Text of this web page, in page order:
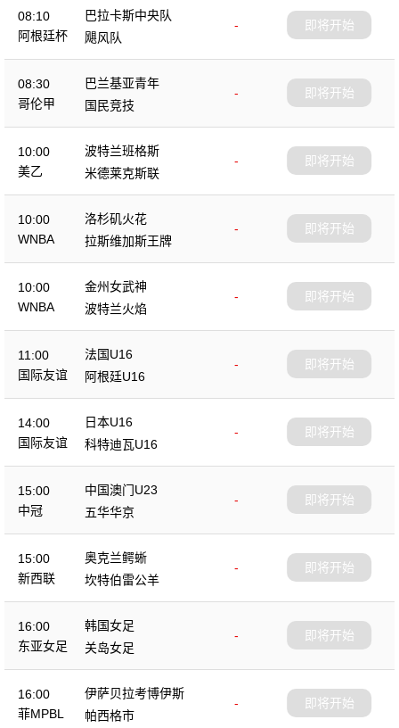
08:10
阿根廷杯
巴拉卡斯中央队
-
飓风队
即将开始
08:30
哥伦甲
巴兰基亚青年
-
国民竞技
即将开始
10:00
美乙
波特兰班格斯
-
米德莱克斯联
即将开始
10:00
WNBA
洛杉矶火花
-
拉斯维加斯王牌
即将开始
10:00
WNBA
金州女武神
-
波特兰火焰
即将开始
11:00
国际友谊
法国U16
-
阿根廷U16
即将开始
14:00
国际友谊
日本U16
-
科特迪瓦U16
即将开始
15:00
中冠
中国澳门U23
-
五华华京
即将开始
15:00
新西联
奥克兰鳄蜥
-
坎特伯雷公羊
即将开始
16:00
东亚女足
韩国女足
-
关岛女足
即将开始
16:00
菲MPBL
伊萨贝拉考博伊斯
-
帕西格市
即将开始